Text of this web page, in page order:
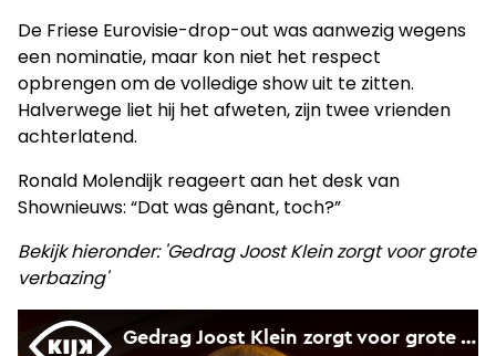
De Friese Eurovisie-drop-out was aanwezig wegens
een nominatie, maar kon niet het respect
opbrengen om de volledige show uit te zitten.
Halverwege liet hij het afweten, zijn twee vrienden
achterlatend.
Ronald Molendijk reageert aan het desk van
Shownieuws: “Dat was gênant, toch?”
Bekijk hieronder: 'Gedrag Joost Klein zorgt voor grote
verbazing'